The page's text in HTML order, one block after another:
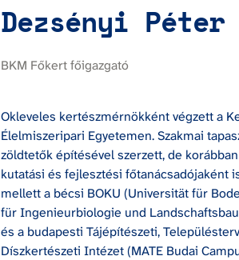
Dezsényi Péter
BKM Főkert főigazgató
Okleveles kertészmérnökként végzett a
Élelmiszeripari Egyetemen. Szakmai
zöldtetők építésével szerzett, de
kutatási és fejlesztési főtanácsadójaként
mellett a bécsi BOKU (Universität für
für Ingenieurbiologie und
és a budapesti Tájépítészeti,
Díszkertészeti Intézet (MATE Budai